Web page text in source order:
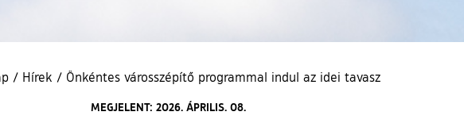
/ Hírek / Önkéntes városszépítő programmal indul az idei tavasz
MEGJELENT: 2026. ÁPRILIS. 08.